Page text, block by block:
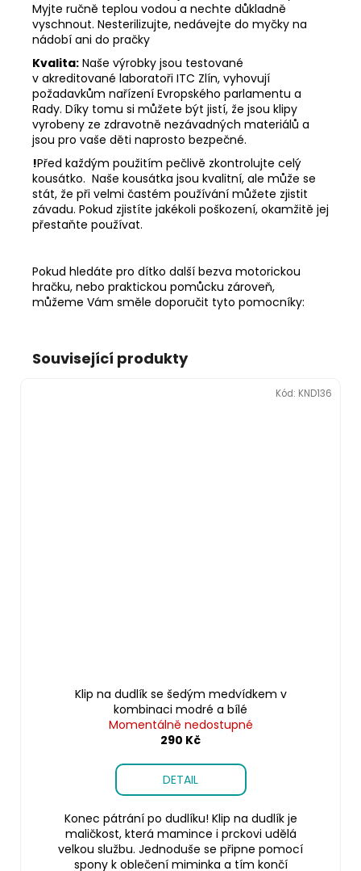
Myjte ručně teplou vodou a nechte důkladně
vyschnout. Nesterilizujte, nedávejte do myčky na
nádobí ani do pračky
Kvalita: Naše výrobky jsou testované
v akreditované laboratoři ITC Zlín, vyhovují
požadavkům nařízení Evropského parlamentu a
Rady. Díky tomu si můžete být jistí, že jsou klipy
vyrobeny ze zdravotně nezávadných materiálů a
jsou pro vaše děti naprosto bezpečné.
!Před každým použitím pečlivě zkontrolujte celý
kousátko. Naše kousátka jsou kvalitní, ale může se
stát, že při velmi častém používání můžete zjistit
závadu. Pokud zjistíte jakékoli poškození, okamžitě jej
přestaňte používat.
Pokud hledáte pro dítko další bezva motorickou
hračku, nebo praktickou pomůcku zároveň,
můžeme Vám směle doporučit tyto pomocníky:
Související produkty
Klip na dudlík se šedým medvídkem v
kombinaci modré a bílé
Momentálně nedostupné
290 Kč
DETAIL
Konec pátrání po dudlíku! Klip na dudlík je
maličkost, která mamince i prckovi udělá
velkou službu. Jednoduše se připne pomocí
spony k oblečení miminka a tím končí
Kód: KND136